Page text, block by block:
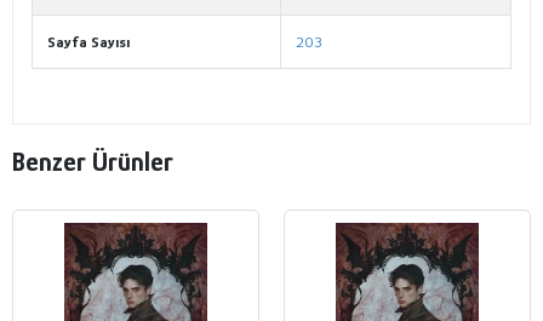
Sayfa Sayısı 203
Benzer Ürünler